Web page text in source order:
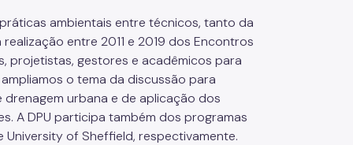
ambientais entre técnicos, tanto da
entre 2011 e 2019 dos Encontros
projetistas, gestores e acadêmicos para
o tema da discussão para
urbana e de aplicação dos
A DPU participa também dos programas
University of Sheffield, respectivamente.